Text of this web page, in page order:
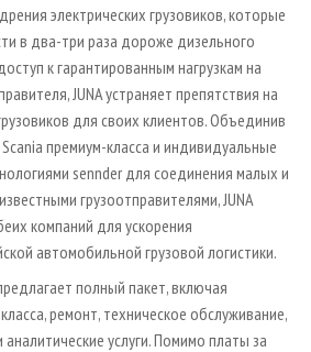
электрических грузовиков, которые
в два-три раза дороже дизельного
к гарантированным нагрузкам на
JUNA устраняет препятствия на
для своих клиентов. Объединив
Scania премиум-класса и индивидуальные
sennder для соединения малых и
грузоотправителями, JUNA
компаний для ускорения
автомобильной грузовой логистики.
полный пакет, включая
ремонт, техническое обслуживание,
услуги. Помимо платы за